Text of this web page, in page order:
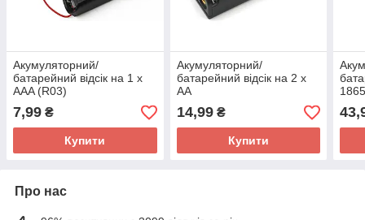
Акумуляторний/
батарейний відсік на 1 х
AAA (R03)
7,99 ₴
Купити
Акумуляторний/
батарейний відсік на 2 х
AA
14,99₴
Купити
Про нас